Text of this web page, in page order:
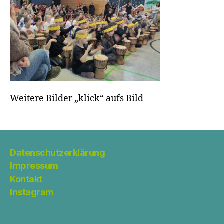
Weitere Bilder „klick“ aufs Bild
Datenschutzerklärung
Impressum
Kontakt
Instagram